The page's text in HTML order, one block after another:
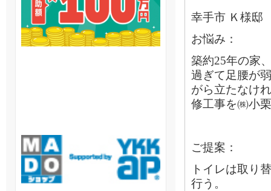
幸手市 Ｋ様邸
お悩み：
築約25年の家
過ぎて足腰が
がら立たなけ
修工事を㈱小
ご提案：
トイレは取り
行う。